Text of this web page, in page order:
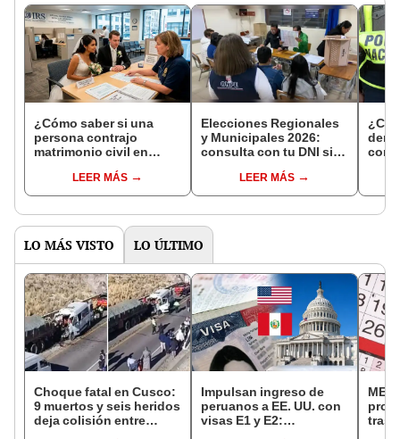
¿Cómo saber si una
persona contrajo
matrimonio civil en
LEER MÁS
Elecciones Regionales
y Municipales 2026:
consulta con tu DNI si
de mesa para este 4 de
octubre en el link oficial
LEER MÁS
con
LO MÁS VISTO LO ÚLTIMO
Choque fatal en Cusco:
9 muertos y seis heridos
deja colisión entre
Impulsan ingreso de
peruanos a EE. UU. con
visas E1 y E2:
MEF